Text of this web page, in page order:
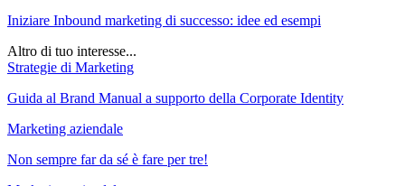
Iniziare Inbound marketing di successo: idee ed esempi
Altro di tuo interesse...
Strategie di Marketing
Guida al Brand Manual a supporto della Corporate Identity
Marketing aziendale
Non sempre far da sé è fare per tre!